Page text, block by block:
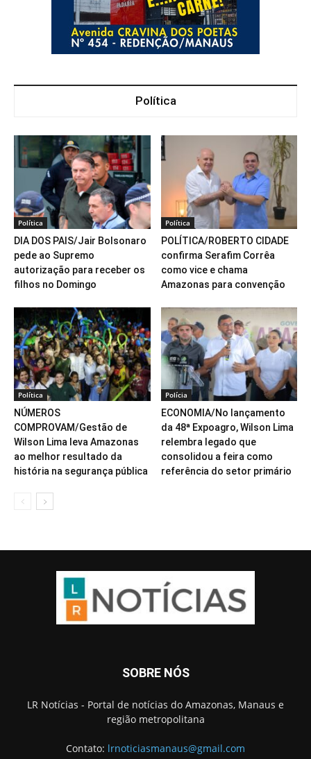
Política
Política
DIA DOS PAIS/Jair Bolsonaro
pede ao Supremo
autorização para receber os
filhos no Domingo
Política
POLÍTICA/ROBERTO CIDADE
confirma Serafim Corrêa
como vice e chama
Amazonas para convenção
Política
NÚMEROS
COMPROVAM/Gestão de
Wilson Lima leva Amazonas
ao melhor resultado da
história na segurança pública
Polícia
ECONOMIA/No lançamento
da 48ª Expoagro, Wilson Lima
relembra legado que
consolidou a feira como
referência do setor primário
SOBRE NÓS
LR Notícias - Portal de notícias do Amazonas, Manaus e
região metropolitana
Contato: lrnoticiasmanaus@gmail.com